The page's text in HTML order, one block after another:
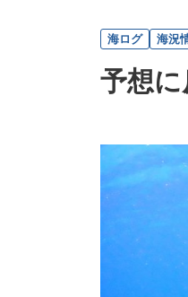
海ログ 海況
予想